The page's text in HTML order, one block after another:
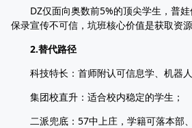
DZ仅面向奥数前5%的顶尖学生，普
保录宣传不可信，坑班核心价值是获取资
2.替代路径
科技特长：首师附认可信息学、机器
集团校直升：适合校内稳定的学生；​
二派兜底：57中上庄，学籍可落本部